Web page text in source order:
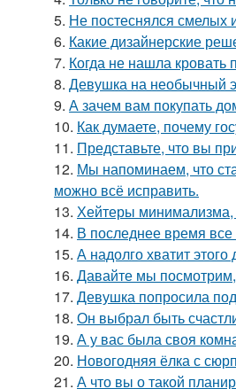
5. Не постеснялся смелых
6. Какие дизайнерские
7. Когда не нашла кровать
8. Девушка на необычный
9. А зачем вам покупать
10. Как думаете, почему
11. Представьте, что вы
12. Мы напоминаем, что
можно всё исправить.
13. Хейтеры минимализма,
14. В последнее время все
15. А надолго хватит этого
16. Давайте мы
17. Девушка попросила
18. Он выбрал быть
19. А у вас была своя
20. Новогодняя ёлка с
21. А что вы о такой